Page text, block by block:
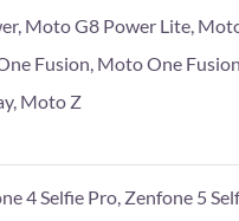
Moto G8 Power Lite,
Fusion, Moto One
Moto Z
4 Selfie Pro, Zenfone 5